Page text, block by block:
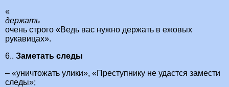
«
держать
очень строго «Ведь вас нужно держать в ежовых
рукавицах».
6.. Заметать следы
– «уничтожать улики», «Преступнику не удастся замести
следы»;